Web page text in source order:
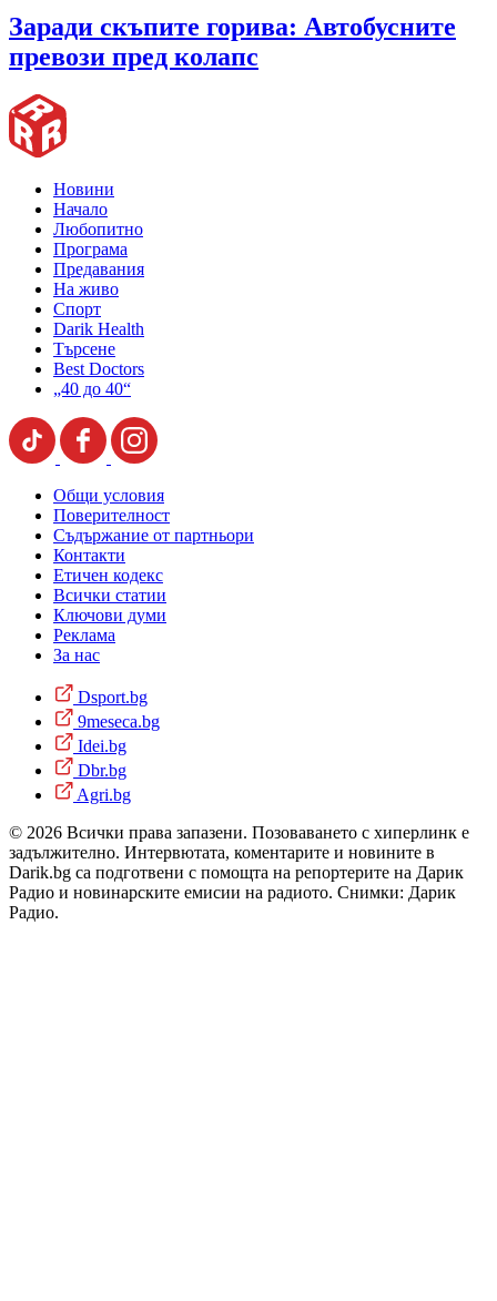
Заради скъпите горива: Автобусните
превози пред колапс
Новини
Начало
Любопитно
Програма
Предавания
На живо
Спорт
Darik Health
Търсене
Best Doctors
„40 до 40“
Общи условия
Поверителност
Съдържание от партньори
Контакти
Етичен кодекс
Всички статии
Ключови думи
Реклама
За нас
Dsport.bg
9meseca.bg
Idei.bg
Dbr.bg
Agri.bg
© 2026 Всички права запазени. Позоваването с хиперлинк е
задължително. Интервютата, коментарите и новините в
Darik.bg са подготвени с помощта на репортерите на Дарик
Радио и новинарските емисии на радиото. Снимки: Дарик
Радио.